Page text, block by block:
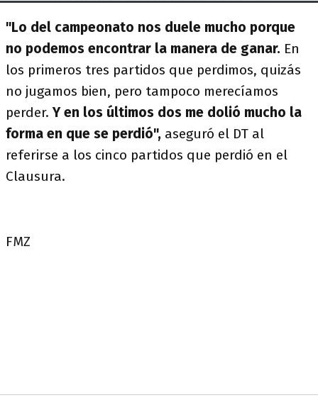
"Lo del campeonato nos duele mucho porque
no podemos encontrar la manera de ganar. En
los primeros tres partidos que perdimos, quizás
no jugamos bien, pero tampoco merecíamos
perder. Y en los últimos dos me dolió mucho la
forma en que se perdió", aseguró el DT al
referirse a los cinco partidos que perdió en el
Clausura.
FMZ